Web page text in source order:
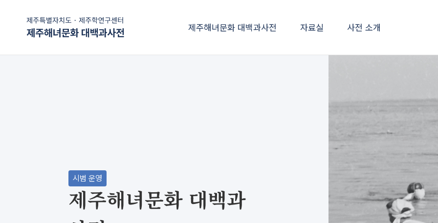
제주해녀문화 대백과사전 자료실 사전 소개
시범 운영
제주해녀문화 대백과